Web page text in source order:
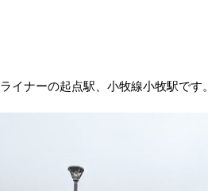
イナーの起点駅、小牧線小牧駅です。